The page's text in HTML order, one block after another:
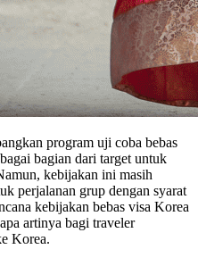
program uji coba bebas
bagian dari target untuk
kebijakan ini masih
perjalanan grup dengan syarat
kebijakan bebas visa Korea
artinya bagi traveler
Korea.